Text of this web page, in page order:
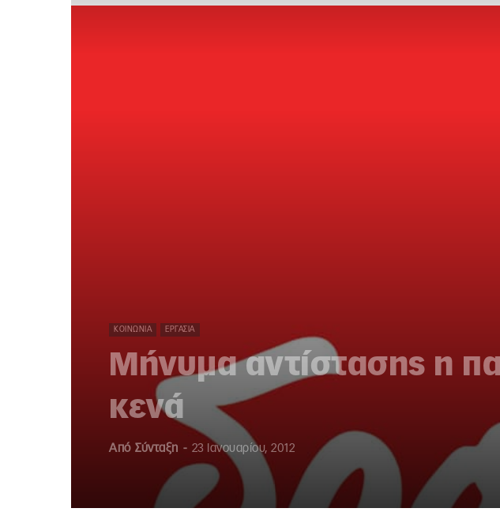
ΚΟΙΝΩΝΊΑ ΕΡΓΑΣΊΑ
Μήνυμα αντίστασης η
κενά
Από Σύνταξη - 23 Ιανουαρίου, 2012